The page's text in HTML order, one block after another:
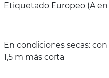
Etiquetado Europeo (A
En condiciones secas:
1,5 m más corta